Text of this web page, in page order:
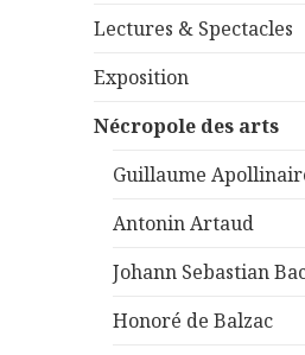
Lectures & Spectacles
Exposition
Nécropole des arts
Guillaume
Antonin Artaud
Johann Sebastian
Honoré de Balzac